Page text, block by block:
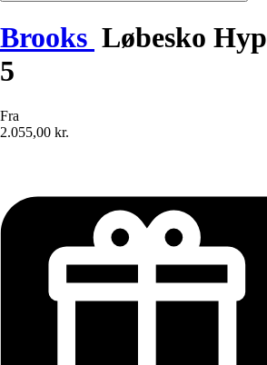
Brooks Løbesko
5
Fra
2.055,00 kr.